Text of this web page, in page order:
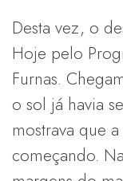
Desta vez, o
Hoje pelo
Furnas.
o sol já havia
mostrava que
começando.